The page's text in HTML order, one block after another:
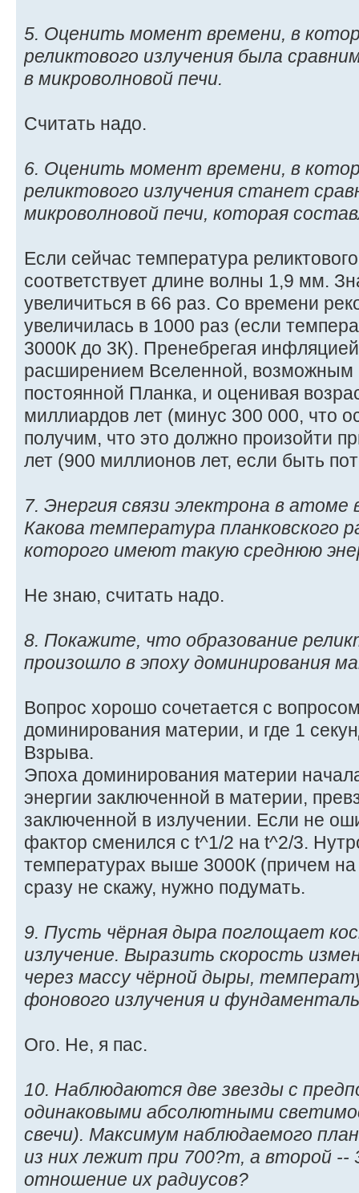
5. Оценить момент времени, в
реликтового излучения была
в микроволновой печи.
Считать надо.
6. Оценить момент времени, в
реликтового излучения станет
микроволновой печи, которая
Если сейчас температура
соответствует длине волны 1,9 мм.
увеличиться в 66 раз. Со времени
увеличилась в 1000 раз (если
3000К до 3К). Пренебрегая
расширением Вселенной, возможным
постоянной Планка, и оценивая
миллиардов лет (минус 300 000, что
получим, что это должно произойти
лет (900 миллионов лет, если быть
7. Энергия связи электрона в атоме
Какова температура планковского
которого имеют такую среднюю
Не знаю, считать надо.
8. Покажите, что образование
произошло в эпоху доминирования
Вопрос хорошо сочетается с
доминирования материи, и где 1
Взрыва.
Эпоха доминирования материи
энергии заключенной в материи,
заключенной в излучении. Если не
фактор сменился с t^1/2 на t^2/3.
температурах выше 3000К (причем на
сразу не скажу, нужно подумать.
9. Пусть чёрная дыра поглощает
излучение. Выразить скорость
через массу чёрной дыры,
фонового излучения и
Ого. Не, я пас.
10. Наблюдаются две звезды с
одинаковыми абсолютными
свечи). Максимум наблюдаемого
из них лежит при 700?m, а второй --
отношение их радиусов?